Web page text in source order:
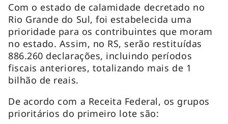
Com o estado de calamidade decretado no
Rio Grande do Sul, foi estabelecida uma
prioridade para os contribuintes que moram
no estado. Assim, no RS, serão restituídas
886.260 declarações, incluindo períodos
fiscais anteriores, totalizando mais de 1
bilhão de reais.
De acordo com a Receita Federal, os grupos
prioritários do primeiro lote são: